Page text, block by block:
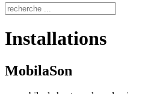
Installations
MobilaSon